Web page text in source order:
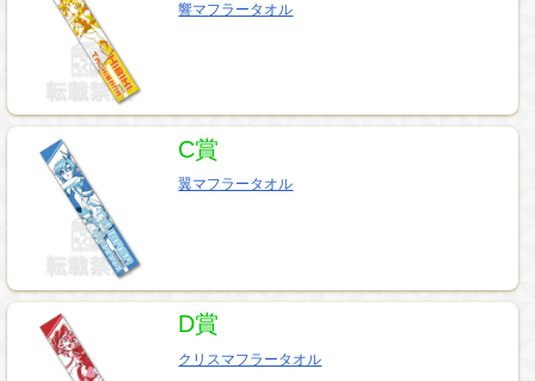
響マフラータオル
C賞
翼マフラータオル
D賞
クリスマフラータオル